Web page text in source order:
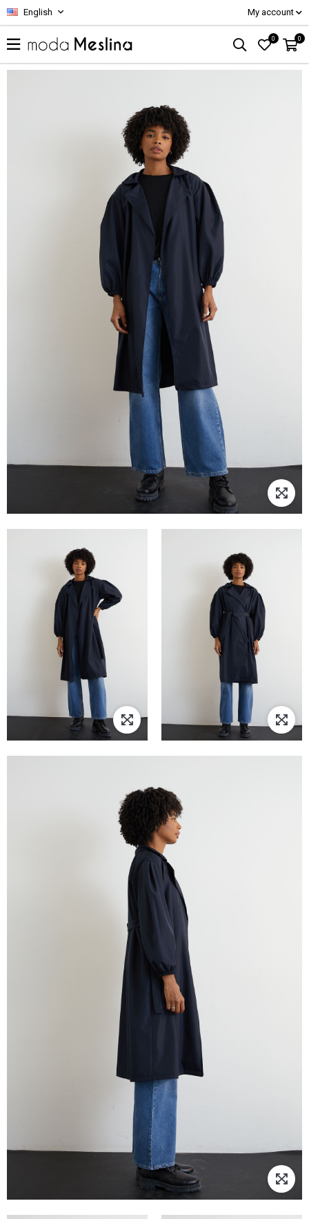
English My account
0 0